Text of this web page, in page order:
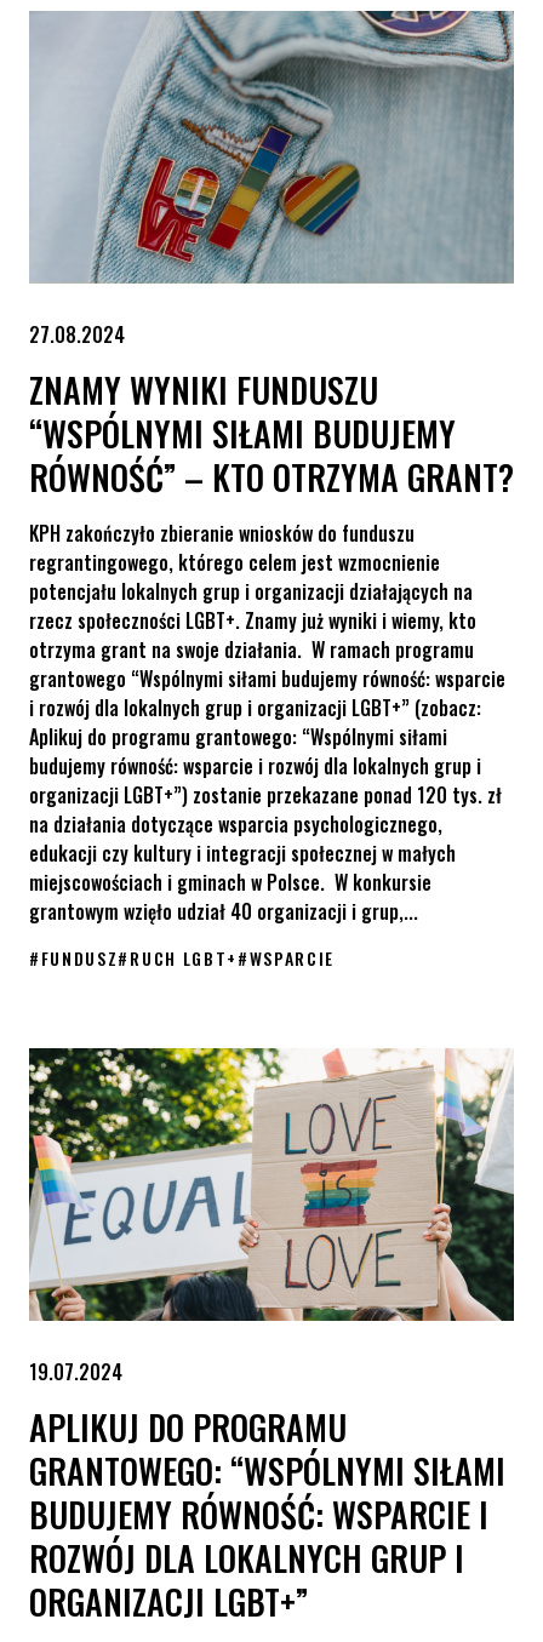
27.08.2024
ZNAMY WYNIKI FUNDUSZU
“WSPÓLNYMI SIŁAMI BUDUJEMY
RÓWNOŚĆ” – KTO OTRZYMA GRANT?
KPH zakończyło zbieranie wniosków do funduszu
regrantingowego, którego celem jest wzmocnienie
potencjału lokalnych grup i organizacji działających na
rzecz społeczności LGBT+. Znamy już wyniki i wiemy, kto
otrzyma grant na swoje działania. W ramach programu
grantowego “Wspólnymi siłami budujemy równość: wsparcie
i rozwój dla lokalnych grup i organizacji LGBT+” (zobacz:
Aplikuj do programu grantowego: “Wspólnymi siłami
budujemy równość: wsparcie i rozwój dla lokalnych grup i
organizacji LGBT+”) zostanie przekazane ponad 120 tys. zł
na działania dotyczące wsparcia psychologicznego,
edukacji czy kultury i integracji społecznej w małych
miejscowościach i gminach w Polsce. W konkursie
grantowym wzięło udział 40 organizacji i grup,...
#FUNDUSZ#RUCH LGBT+#WSPARCIE
19.07.2024
APLIKUJ DO PROGRAMU
GRANTOWEGO: “WSPÓLNYMI SIŁAMI
BUDUJEMY RÓWNOŚĆ: WSPARCIE I
ROZWÓJ DLA LOKALNYCH GRUP I
ORGANIZACJI LGBT+”